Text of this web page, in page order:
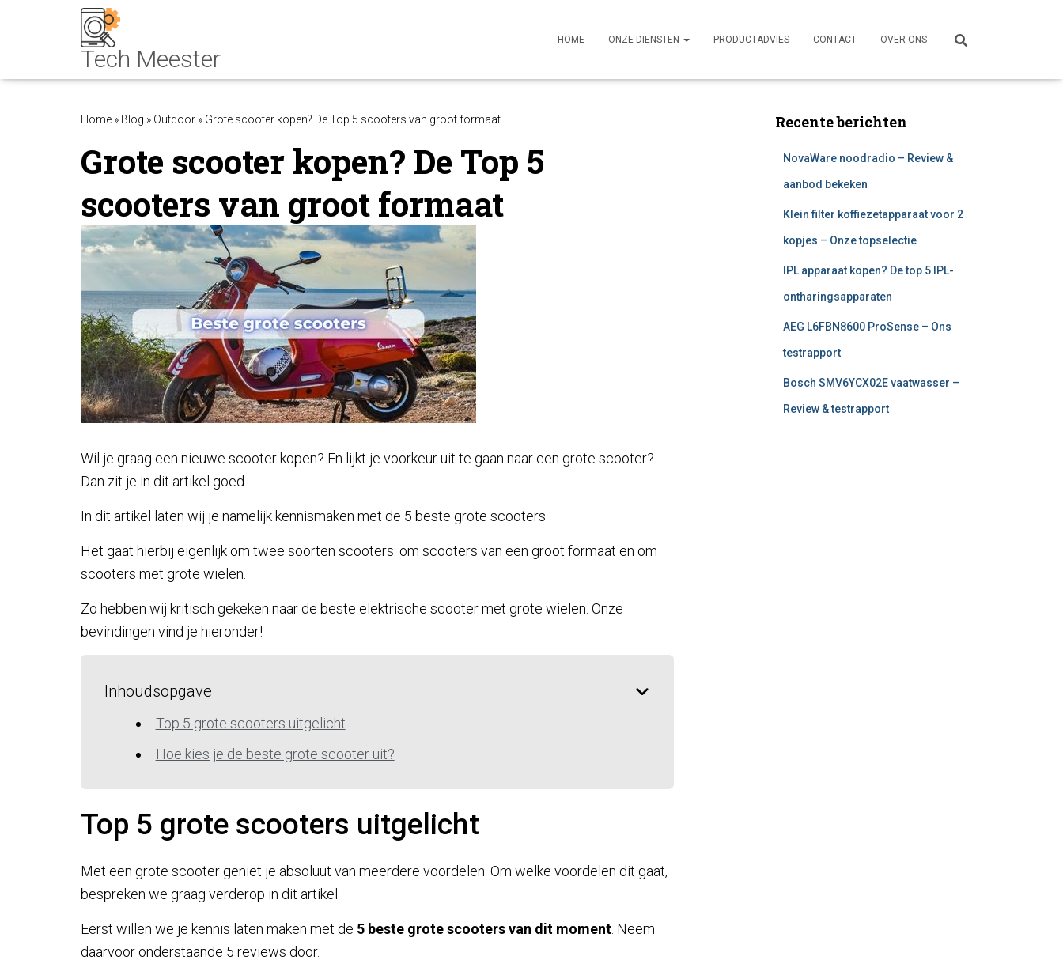
HOME ONZE DIENSTEN PRODUCTADVIES CONTACT OVER ONS
Home » Blog » Outdoor » Grote scooter kopen? De Top 5 scooters van groot formaat
Grote scooter kopen? De Top 5
scooters van groot formaat
Wil je graag een nieuwe scooter kopen? En lijkt je voorkeur uit te gaan naar een grote scooter?
Dan zit je in dit artikel goed.
In dit artikel laten wij je namelijk kennismaken met de 5 beste grote scooters.
Het gaat hierbij eigenlijk om twee soorten scooters: om scooters van een groot formaat en om
scooters met grote wielen.
Zo hebben wij kritisch gekeken naar de beste elektrische scooter met grote wielen. Onze
bevindingen vind je hieronder!
Inhoudsopgave
Top 5 grote scooters uitgelicht
Hoe kies je de beste grote scooter uit?
Top 5 grote scooters uitgelicht
Met een grote scooter geniet je absoluut van meerdere voordelen. Om welke voordelen dit gaat,
bespreken we graag verderop in dit artikel.
Eerst willen we je kennis laten maken met de 5 beste grote scooters van dit moment . Neem
daarvoor onderstaande 5 reviews door.
Recente berichten
NovaWare noodradio – Review &
aanbod bekeken
Klein filter koffiezetapparaat voor 2
kopjes – Onze topselectie
IPL apparaat kopen? De top 5 IPL-
ontharingsapparaten
AEG L6FBN8600 ProSense – Ons
testrapport
Bosch SMV6YCX02E vaatwasser –
Review & testrapport